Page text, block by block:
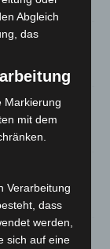
schnell
beim
Abgleich
das
Markierung
mit dem
Verarbeitung
dass
werden,
sich auf eine